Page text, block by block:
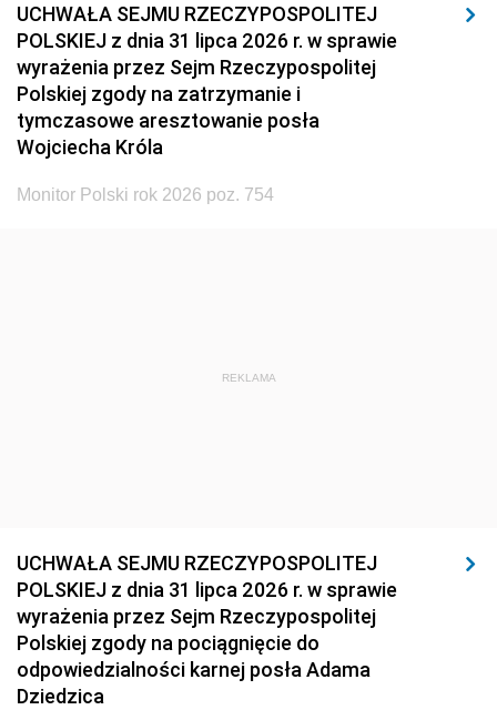
UCHWAŁA SEJMU RZECZYPOSPOLITEJ
POLSKIEJ z dnia 31 lipca 2026 r. w sprawie
wyrażenia przez Sejm Rzeczypospolitej
Polskiej zgody na zatrzymanie i
tymczasowe aresztowanie posła
Wojciecha Króla
Monitor Polski rok 2026 poz. 754
REKLAMA
UCHWAŁA SEJMU RZECZYPOSPOLITEJ
POLSKIEJ z dnia 31 lipca 2026 r. w sprawie
wyrażenia przez Sejm Rzeczypospolitej
Polskiej zgody na pociągnięcie do
odpowiedzialności karnej posła Adama
Dziedzica